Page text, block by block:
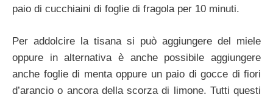
paio di cucchiaini di foglie di fragola per 10 minuti.
Per addolcire la tisana si può aggiungere del miele
oppure in alternativa è anche possibile aggiungere
anche foglie di menta oppure un paio di gocce di fiori
d’arancio o ancora della scorza di limone. Tutti questi